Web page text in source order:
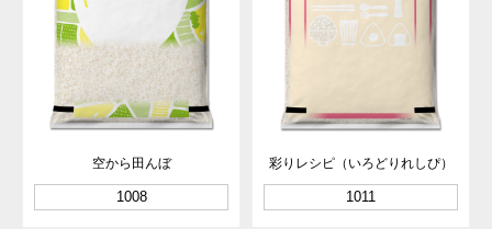
空から田んぼ
1008
彩りレシピ（いろどりれしぴ）
1011